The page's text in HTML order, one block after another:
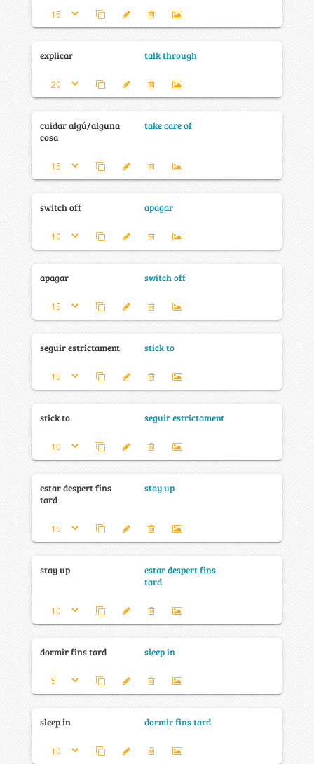
explicar talk through
cuidar algú/alguna
cosa
take care of
switch off apagar
apagar switch off
seguir estrictament stick to
stick to seguir estrictament
estar despert fins
tard
stay up
stay up
estar despert fins
tard
dormir fins tard sleep in
sleep in dormir fins tard